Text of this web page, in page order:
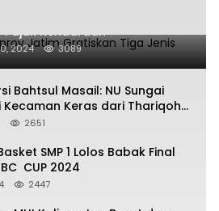
79, Pemprov Jatim Gratiskan
Pajak Kendaraan
2024 3089
Bahtsul Masail: NU Sungai
Kecaman Keras dari Thariqoh
2651
SMP 1 Lolos Babak Final
CUP 2024
2447